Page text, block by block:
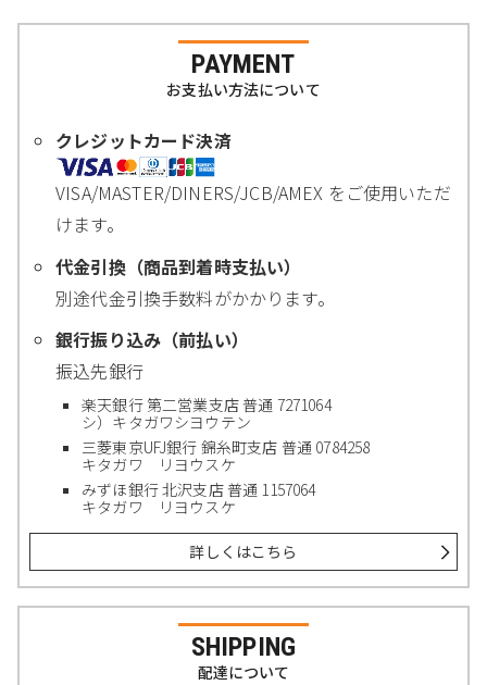
PAYMENT
お支払い方法について
クレジットカード決済
VISA/MASTER/DINERS/JCB/AMEX をご使用いただ
けます。
代金引換（商品到着時支払い）
別途代金引換手数料がかかります。
銀行振り込み（前払い）
振込先銀行
楽天銀行 第二営業支店 普通 7271064
シ）キタガワシヨウテン
三菱東京UFJ銀行 錦糸町支店 普通 0784258
キタガワ リヨウスケ
みずほ銀行 北沢支店 普通 1157064
キタガワ リヨウスケ
詳しくはこちら
SHIPPING
配達について